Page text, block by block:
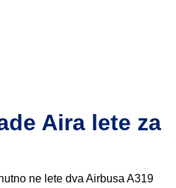
Aira lete za
ne lete dva Airbusa A319